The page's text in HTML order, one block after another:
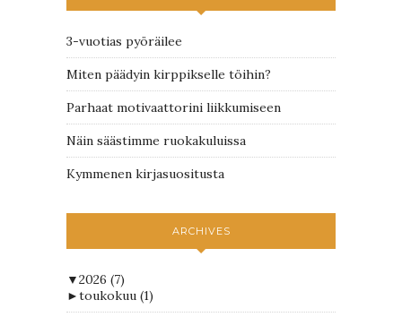
3-vuotias pyöräilee
Miten päädyin kirppikselle töihin?
Parhaat motivaattorini liikkumiseen
Näin säästimme ruokakuluissa
Kymmenen kirjasuositusta
ARCHIVES
▼2026 (7)
►toukokuu (1)